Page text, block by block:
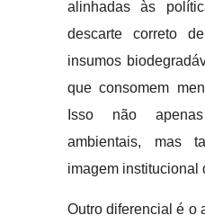
alinhadas às
descarte correto
insumos
que consomem
Isso não
ambientais, mas
imagem institucional
Outro diferencial é o